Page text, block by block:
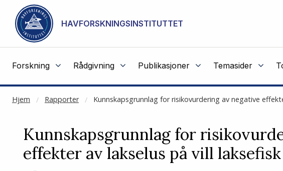
Gå til hovedinnhold
HAVFORSKNINGSINSTITUTTET
Forskning Rådgivning Publikasjoner Temasider
Hjem Rapporter Kunnskapsgrunnlag for risikovurdering av negative
NOT CACHED
Kunnskapsgrunnlag for
effekter av lakselus på vill